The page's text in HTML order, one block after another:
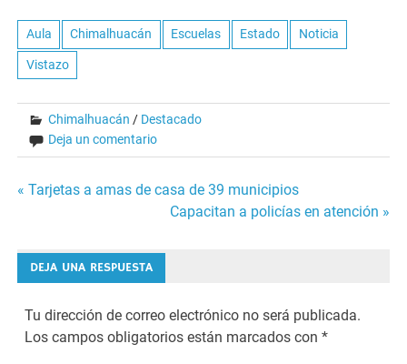
Aula Chimalhuacán Escuelas Estado Noticia
Vistazo
Chimalhuacán / Destacado
Deja un comentario
Navegación
entradas
« Tarjetas a amas de casa de 39 municipios
Capacitan a policías en atención »
DEJA UNA RESPUESTA
Tu dirección de correo electrónico no será publicada.
Los campos obligatorios están marcados con*